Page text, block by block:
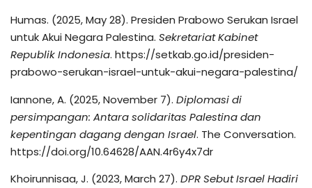
Humas. (2025, May 28). Presiden Prabowo Serukan Israel
untuk Akui Negara Palestina. Sekretariat Kabinet
Republik Indonesia. https://setkab.go.id/presiden-
prabowo-serukan-israel-untuk-akui-negara-palestina/
Iannone, A. (2025, November 7). Diplomasi di
persimpangan: Antara solidaritas Palestina dan
kepentingan dagang dengan Israel. The Conversation.
https://doi.org/10.64628/AAN.4r6y4x7dr
Khoirunnisaa, J. (2023, March 27). DPR Sebut Israel Hadiri